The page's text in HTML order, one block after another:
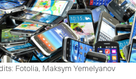
Fotolia, Maksym Yemelyanov